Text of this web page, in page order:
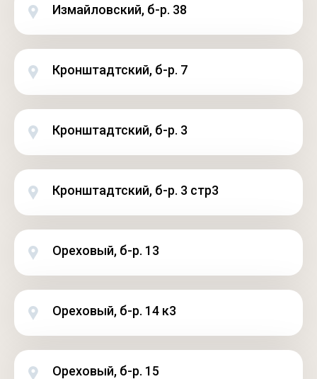
Измайловский, б-р. 38
Кронштадтский, б-р. 7
Кронштадтский, б-р. 3
Кронштадтский, б-р. 3 стр3
Ореховый, б-р. 13
Ореховый, б-р. 14 к3
Ореховый, б-р. 15